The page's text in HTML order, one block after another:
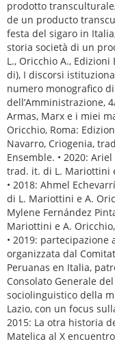
prodotto
de un producto
festa del sigaro in
storia società di un
L., Oricchio A.,
di), I discorsi
numero monografico
dell’Amministrazione,
Armas, Marx e i miei
Oricchio, Roma:
Navarro, Criogenia,
Ensemble. • 2020:
trad. it. di L. Mariottini
• 2018: Ahmel
di L. Mariottini e A.
Mylene Fernández
Mariottini e A.
• 2019: partecipazione
organizzata dal
Peruanas en Italia,
Consolato Generale
sociolinguistico della
Lazio, con un focus
2015: La otra historia
Matelica al X